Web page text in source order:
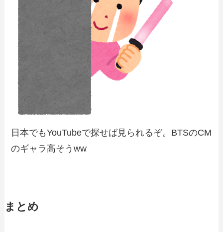
日本でもYouTubeで探せば見られるぞ。BTSのCM
のギャラ高そうww
まとめ